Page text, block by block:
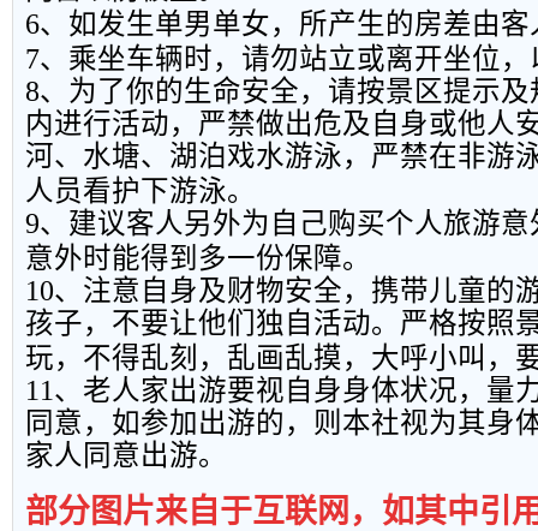
6、如发生单男单女，所产生的房差由客
7、乘坐车辆时，请勿站立或离开坐位
8、为了你的生命安全，请按景区提示
内进行活动，严禁做出危及自身或他人
河、水塘、湖泊戏水游泳，严禁在非游
人员看护下游泳。
9、建议客人另外为自己购买个人旅游
意外时能得到多一份保障。
10、注意自身及财物安全，携带儿童的
孩子，不要让他们独自活动。严格按照
玩，不得乱刻，乱画乱摸，大呼小叫，
11、老人家出游要视自身身体状况，量
同意，如参加出游的，则本社视为其身
家人同意出游。
部分图片来自于互联网，如其中引